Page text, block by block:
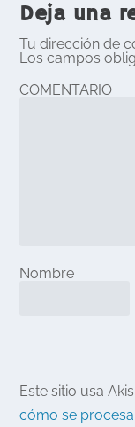
Deja una
Tu dirección de
Los campos
COMENTARIO
Nombre
Este sitio usa
cómo se